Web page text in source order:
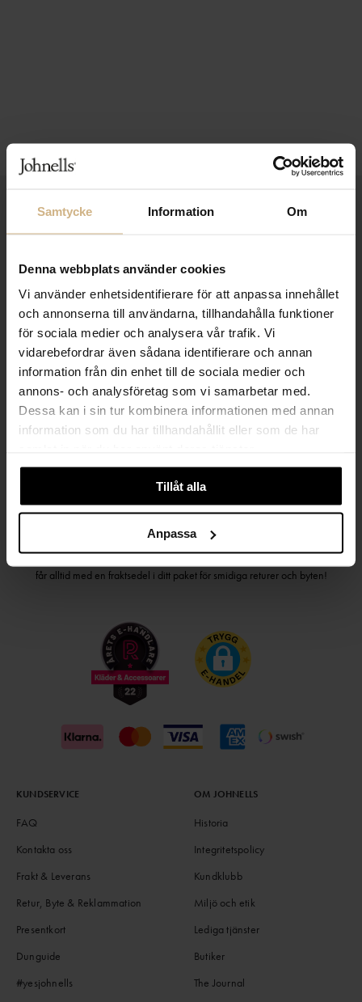
Samtycke Information Om
Denna webbplats använder cookies
Vi använder enhetsidentifierare för att anpassa innehållet
och annonserna till användarna, tillhandahålla funktioner
för sociala medier och analysera vår trafik. Vi
vidarebefordrar även sådana identifierare och annan
information från din enhet till de sociala medier och
annons- och analysföretag som vi samarbetar med.
Dessa kan i sin tur kombinera informationen med annan
information som du har tillhandahållit eller som de har
Tillåt alla
Anpassa
1-3 VARDAGARS LEVERANS
SAMLA BONUS I KUNDKLUBBEN
Håll dig uppdaterad
PRENUMERERA PÅ VÅRT NYHETSBREV
Kvinna Man
Välj det betalsätt som passar dig med Klarna. Vi på Johnells erbjuder flera
får alltid med en fraktsedel i ditt paket för smidiga returer och byten!
KUNDSERVICE
FAQ
Kontakta oss
Frakt & Leverans
Retur, Byte & Reklammation
Presentkort
Dunguide
#yesjohnells
OM JOHNELLS
Historia
Integritetspolicy
Kundklubb
Miljö och etik
Lediga tjänster
Butiker
The Journal